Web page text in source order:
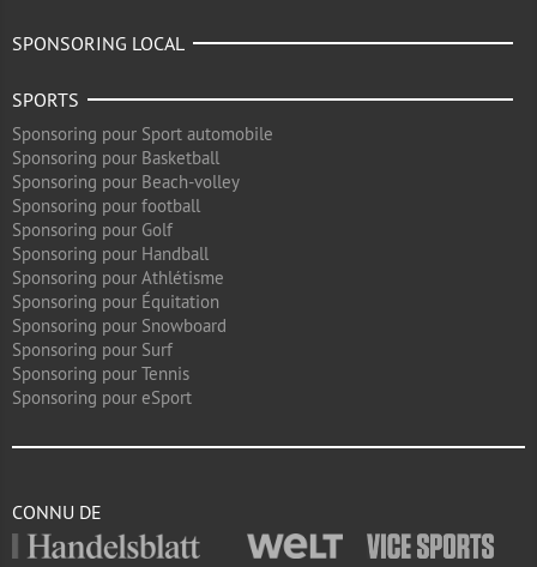
SPONSORING LOCAL
SPORTS
Sponsoring pour Sport automobile
Sponsoring pour Basketball
Sponsoring pour Beach-volley
Sponsoring pour football
Sponsoring pour Golf
Sponsoring pour Handball
Sponsoring pour Athlétisme
Sponsoring pour Équitation
Sponsoring pour Snowboard
Sponsoring pour Surf
Sponsoring pour Tennis
Sponsoring pour eSport
CONNU DE